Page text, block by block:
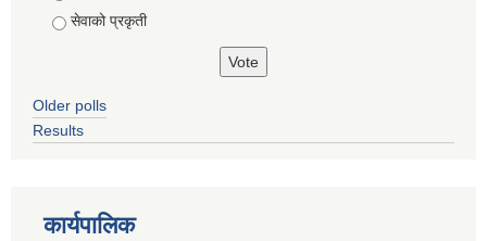
सेवाको प्रकृती
Older polls
Results
कार्यपालिक